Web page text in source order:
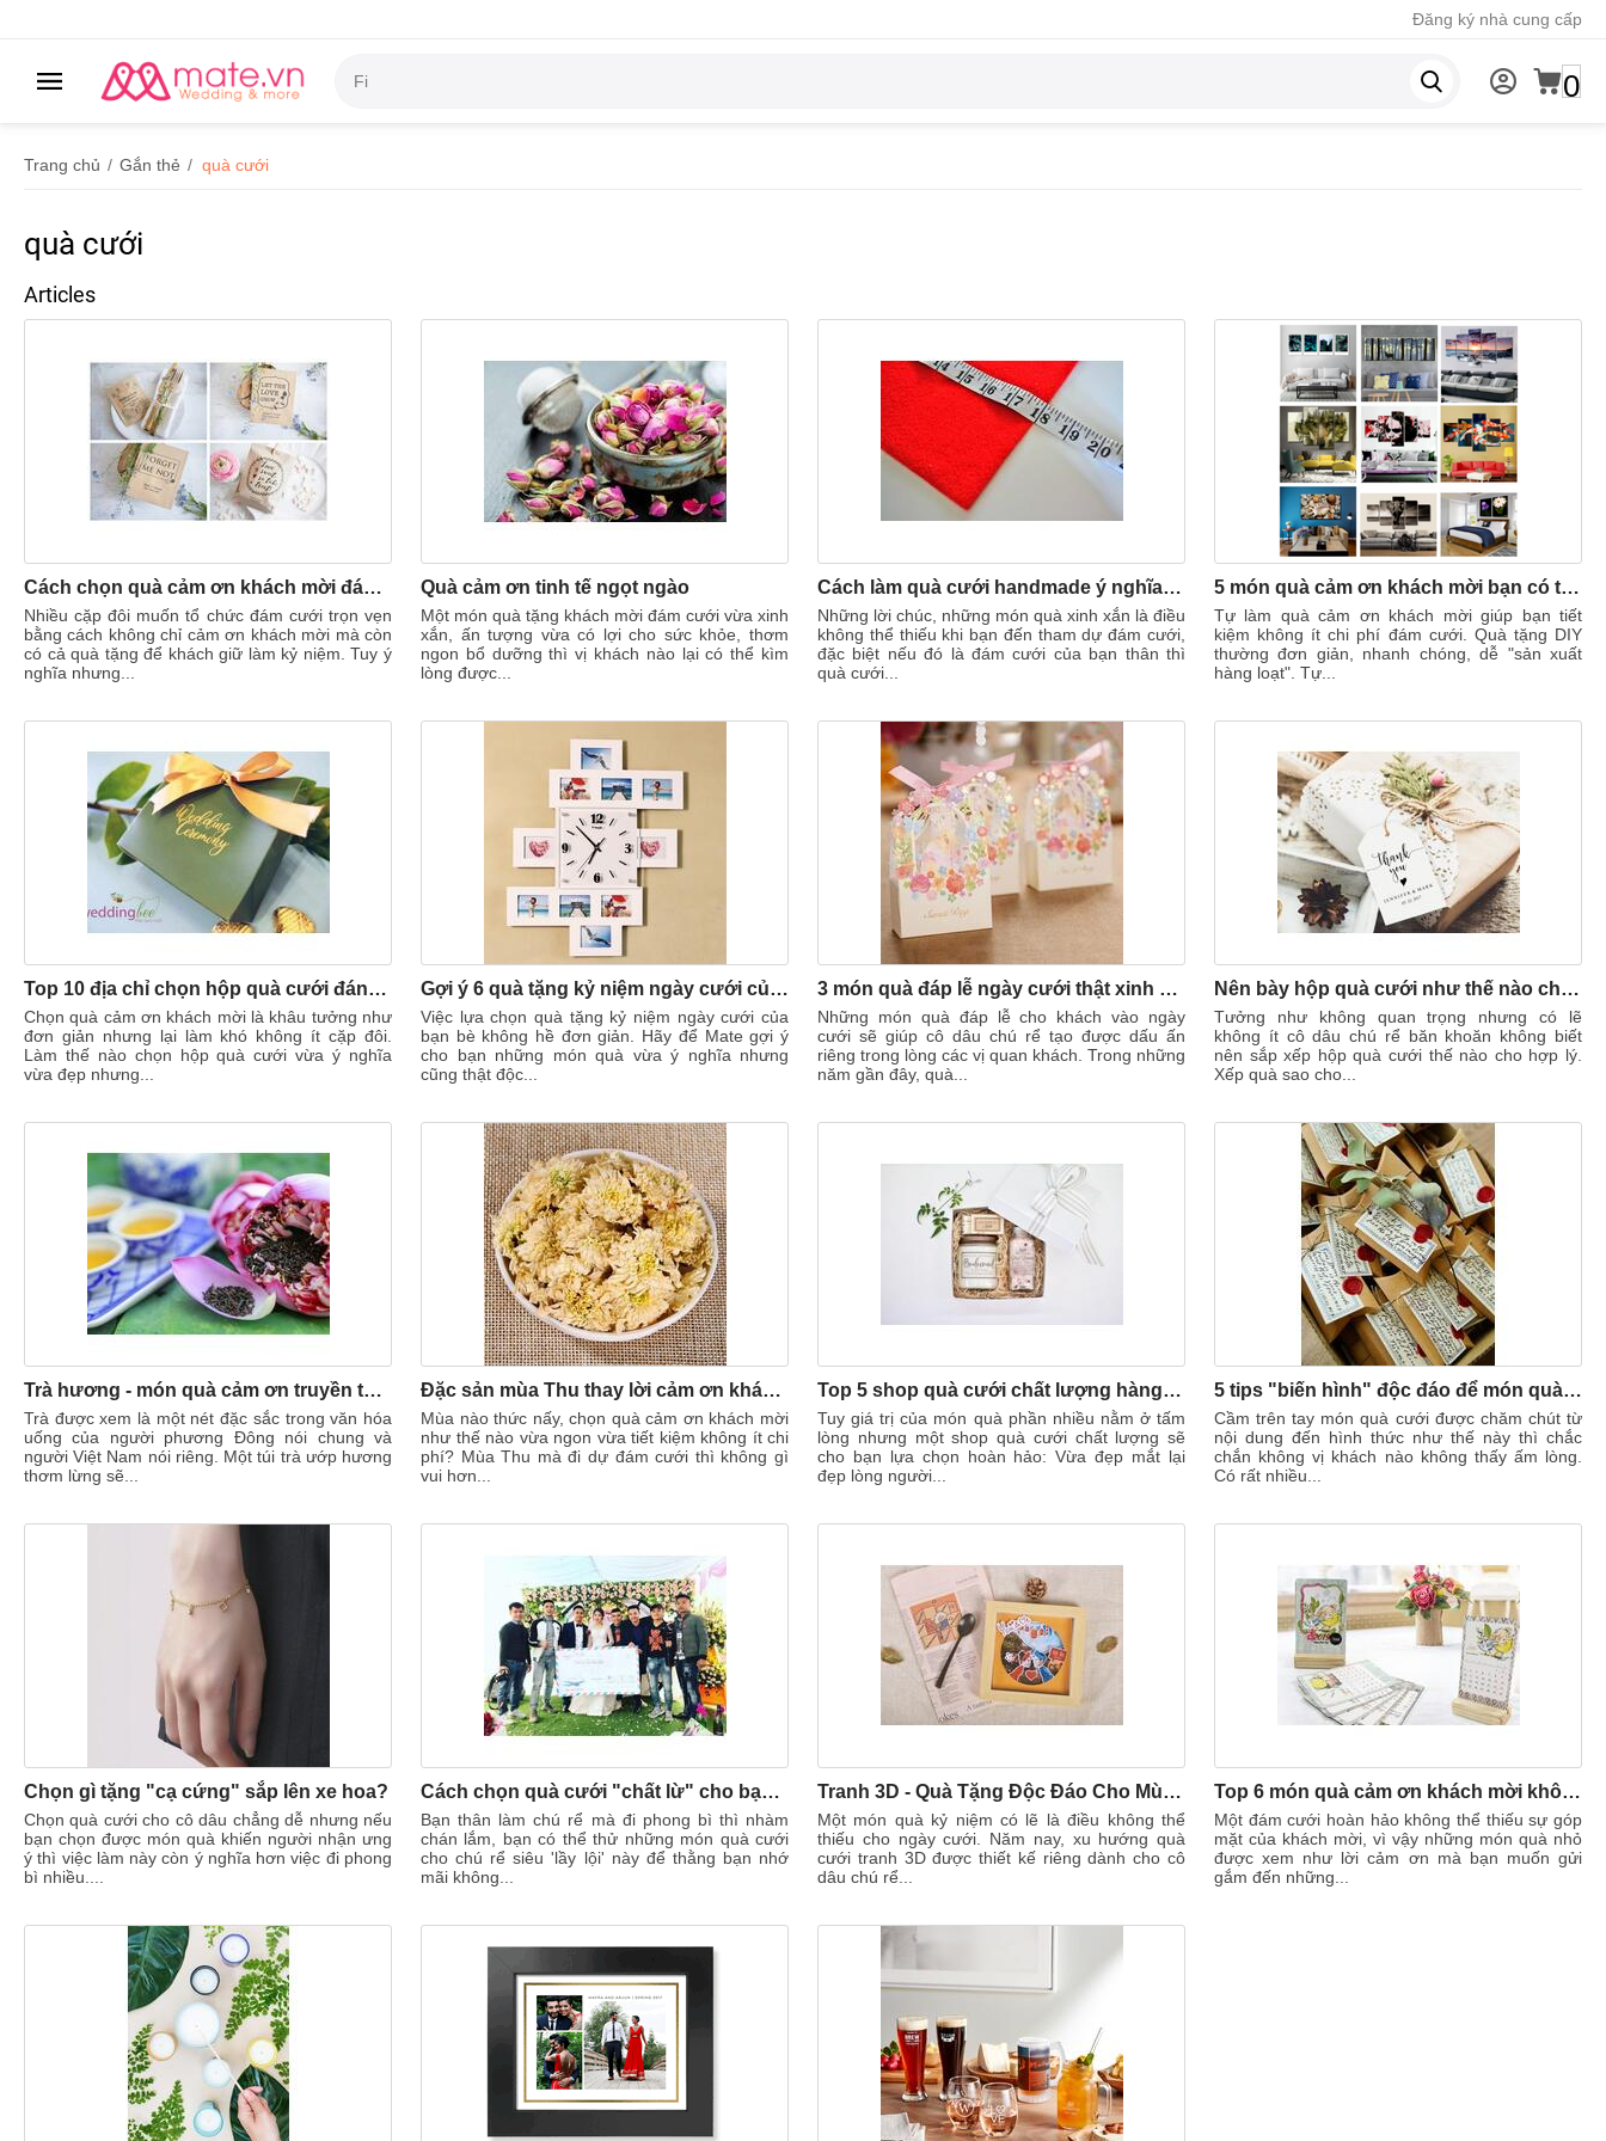
Đăng ký nhà cung cấp
0
Trang chủ / Gắn thẻ / quà cưới
quà cưới
Articles
Cách chọn quà cảm ơn khách mời đám cưới vừa đẹp vừa tiết kiệm
Nhiều cặp đôi muốn tổ chức đám cưới trọn vẹn
bằng cách không chỉ cảm ơn khách mời mà còn
có cả quà tặng để khách giữ làm kỷ niệm. Tuy ý
nghĩa nhưng...
Quà cảm ơn tinh tế ngọt ngào
Một món quà tặng khách mời đám cưới vừa xinh
xắn, ấn tượng vừa có lợi cho sức khỏe, thơm
ngon bổ dưỡng thì vị khách nào lại có thể kìm
lòng được...
Cách làm quà cưới handmade ý nghĩa tặng bạn thân sắp cưới
Những lời chúc, những món quà xinh xắn là điều
không thể thiếu khi bạn đến tham dự đám cưới,
đặc biệt nếu đó là đám cưới của bạn thân thì
quà cưới...
5 món quà cảm ơn khách mời bạn có thể tự làm tại nhà
Tự làm quà cảm ơn khách mời giúp bạn tiết
kiệm không ít chi phí đám cưới. Quà tặng DIY
thường đơn giản, nhanh chóng, dễ "sản xuất
hàng loạt". Tự...
Top 10 địa chỉ chọn hộp quà cưới đáng tin cậy ở Hà Nội
Chọn quà cảm ơn khách mời là khâu tưởng như
đơn giản nhưng lại làm khó không ít cặp đôi.
Làm thế nào chọn hộp quà cưới vừa ý nghĩa
vừa đẹp nhưng...
Gợi ý 6 quà tặng kỷ niệm ngày cưới của bạn bè cực ý nghĩa
Việc lựa chọn quà tặng kỷ niệm ngày cưới của
bạn bè không hề đơn giản. Hãy để Mate gợi ý
cho bạn những món quà vừa ý nghĩa nhưng
cũng thật độc...
3 món quà đáp lễ ngày cưới thật xinh và ý nghĩa
Những món quà đáp lễ cho khách vào ngày
cưới sẽ giúp cô dâu chú rể tạo được dấu ấn
riêng trong lòng các vị quan khách. Trong những
năm gần đây, quà...
Nên bày hộp quà cưới như thế nào cho hợp lý?
Tưởng như không quan trọng nhưng có lẽ
không ít cô dâu chú rể băn khoăn không biết
nên sắp xếp hộp quà cưới thế nào cho hợp lý.
Xếp quà sao cho...
Trà hương - món quà cảm ơn truyền thống đẹp lòng khách quý
Trà được xem là một nét đặc sắc trong văn hóa
uống của người phương Đông nói chung và
người Việt Nam nói riêng. Một túi trà ướp hương
thơm lừng sẽ...
Đặc sản mùa Thu thay lời cảm ơn khách mời dự tiệc cưới
Mùa nào thức nấy, chọn quà cảm ơn khách mời
như thế nào vừa ngon vừa tiết kiệm không ít chi
phí? Mùa Thu mà đi dự đám cưới thì không gì
vui hơn...
Top 5 shop quà cưới chất lượng hàng đầu ở Hà Nội nên ghé
Tuy giá trị của món quà phần nhiều nằm ở tấm
lòng nhưng một shop quà cưới chất lượng sẽ
cho bạn lựa chọn hoàn hảo: Vừa đẹp mắt lại
đẹp lòng người...
5 tips "biến hình" độc đáo để món quà cưới thêm bắt mắt
Cầm trên tay món quà cưới được chăm chút từ
nội dung đến hình thức như thế này thì chắc
chắn không vị khách nào không thấy ấm lòng.
Có rất nhiều...
Chọn gì tặng "cạ cứng" sắp lên xe hoa?
Chọn quà cưới cho cô dâu chẳng dễ nhưng nếu
bạn chọn được món quà khiến người nhận ưng
ý thì việc làm này còn ý nghĩa hơn việc đi phong
bì nhiều....
Cách chọn quà cưới "chất lừ" cho bạn thân sắp làm chú rể
Bạn thân làm chú rể mà đi phong bì thì nhàm
chán lắm, bạn có thể thử những món quà cưới
cho chú rể siêu 'lầy lội' này để thằng bạn nhớ
mãi không...
Tranh 3D - Quà Tặng Độc Đáo Cho Mùa Cưới Năm Nay
Một món quà kỷ niệm có lẽ là điều không thể
thiếu cho ngày cưới. Năm nay, xu hướng quà
cưới tranh 3D được thiết kế riêng dành cho cô
dâu chú rể...
Top 6 món quà cảm ơn khách mời không đụng hàng
Một đám cưới hoàn hảo không thể thiếu sự góp
mặt của khách mời, vì vậy những món quà nhỏ
được xem như lời cảm ơn mà bạn muốn gửi
gắm đến những...